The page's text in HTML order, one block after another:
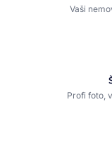
Vaši
Profi foto,